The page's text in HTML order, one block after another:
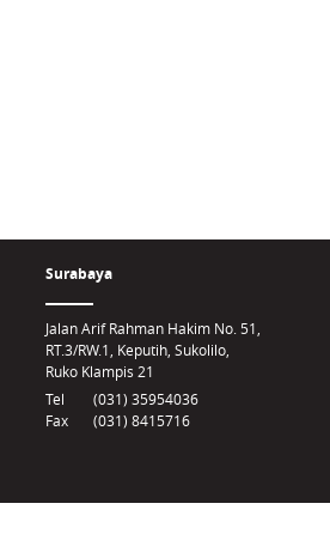
Surabaya
Jalan Arif Rahman Hakim No. 51,
RT.3/RW.1, Keputih, Sukolilo,
Ruko Klampis 21
Tel
(031) 35954036
Fax
(031) 8415716